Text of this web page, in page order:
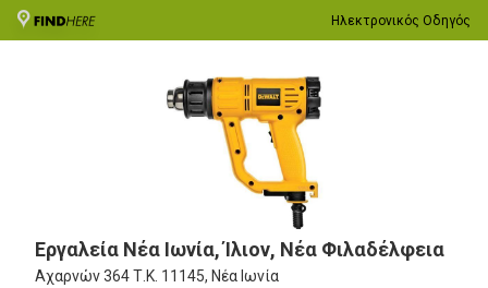
Ηλεκτρονικός Οδηγός
Εργαλεία Νέα Ιωνία, Ίλιον, Νέα Φιλαδέλφεια
Αχαρνών 364Τ.Κ. 11145, Νέα Ιωνία